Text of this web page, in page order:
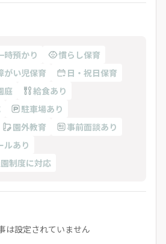
時預かり
慣らし保育
がい児保育
日・祝日保育
庭
給食あり
駐車場あり
園外教育
事前面談あり
ルあり
制度に対応
は設定されていません